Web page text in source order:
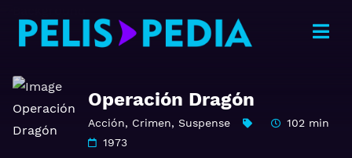
Operación Dragón
Acción, Crimen, Suspense
102 min
1973